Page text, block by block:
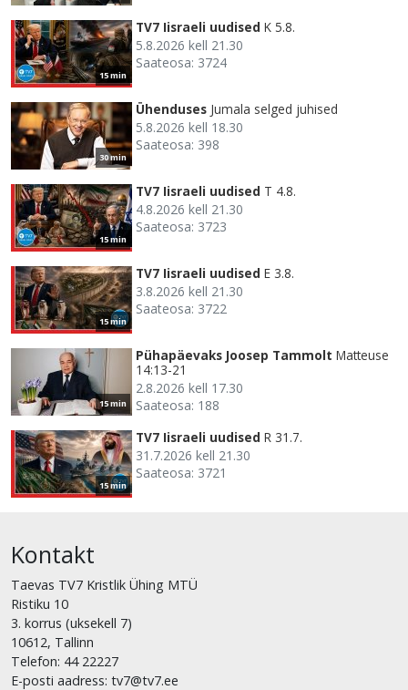
15 min
TV7 Iisraeli uudised K 5.8.
5.8.2026 kell 21.30
Saateosa: 3724
30 min
Ühenduses Jumala selged juhised
5.8.2026 kell 18.30
Saateosa: 398
15 min
TV7 Iisraeli uudised T 4.8.
4.8.2026 kell 21.30
Saateosa: 3723
15 min
TV7 Iisraeli uudised E 3.8.
3.8.2026 kell 21.30
Saateosa: 3722
15 min
Pühapäevaks Joosep Tammolt Matteuse
14:13-21
2.8.2026 kell 17.30
Saateosa: 188
15 min
TV7 Iisraeli uudised R 31.7.
31.7.2026 kell 21.30
Saateosa: 3721
Kontakt
Taevas TV7 Kristlik Ühing MTÜ
Ristiku 10
3. korrus (uksekell 7)
10612, Tallinn
Telefon: 44 22227
E-posti aadress: tv7@tv7.ee